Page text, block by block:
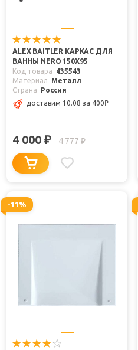
ALEX BAITLER КАРКАС ДЛЯ
ВАННЫ NERO 150Х95
Код товара
435543
Материал
Металл
Страна
Россия
доставим 10.08 за 400₽
4 000 ₽ 4 777₽
-11%